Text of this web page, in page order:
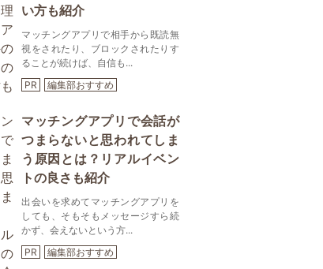
い方も紹介
マッチングアプリで相手から既読無
視をされたり、ブロックされたりす
ることが続けば、自信も...
PR
編集部おすすめ
マッチングアプリで会話が
つまらないと思われてしま
う原因とは？リアルイベン
トの良さも紹介
出会いを求めてマッチングアプリを
しても、そもそもメッセージすら続
かず、会えないという方...
PR
編集部おすすめ